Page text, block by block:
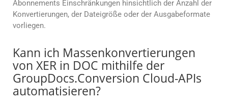
Abonnements Einschränkungen hinsichtlich der Anzahl der
Konvertierungen, der Dateigröße oder der Ausgabeformate
vorliegen.
Kann ich Massenkonvertierungen
von XER in DOC mithilfe der
GroupDocs.Conversion Cloud-APIs
automatisieren?